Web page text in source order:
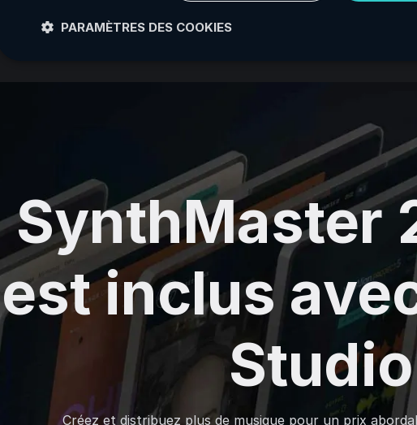
SynthMaster
est inclus
Studio
Créez et distribuez plus de musique pour un prix
PARAMÈTRES DES COOKIES